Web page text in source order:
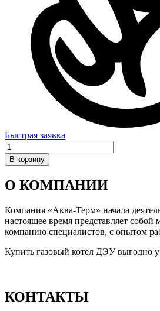
Быстрая заявка
Количество
товара
Электрод
для
100–
200
CH-
В корзину
О КОМПАНИИ
Компания «Аква-Терм» начала
настоящее время представляет
компанию специалистов, с опытом
Купить газовый котел ДЭУ выгодно у
КОНТАКТЫ